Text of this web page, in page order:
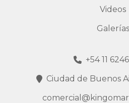
Videos
Galerías
+54 11
Ciudad de Buenos